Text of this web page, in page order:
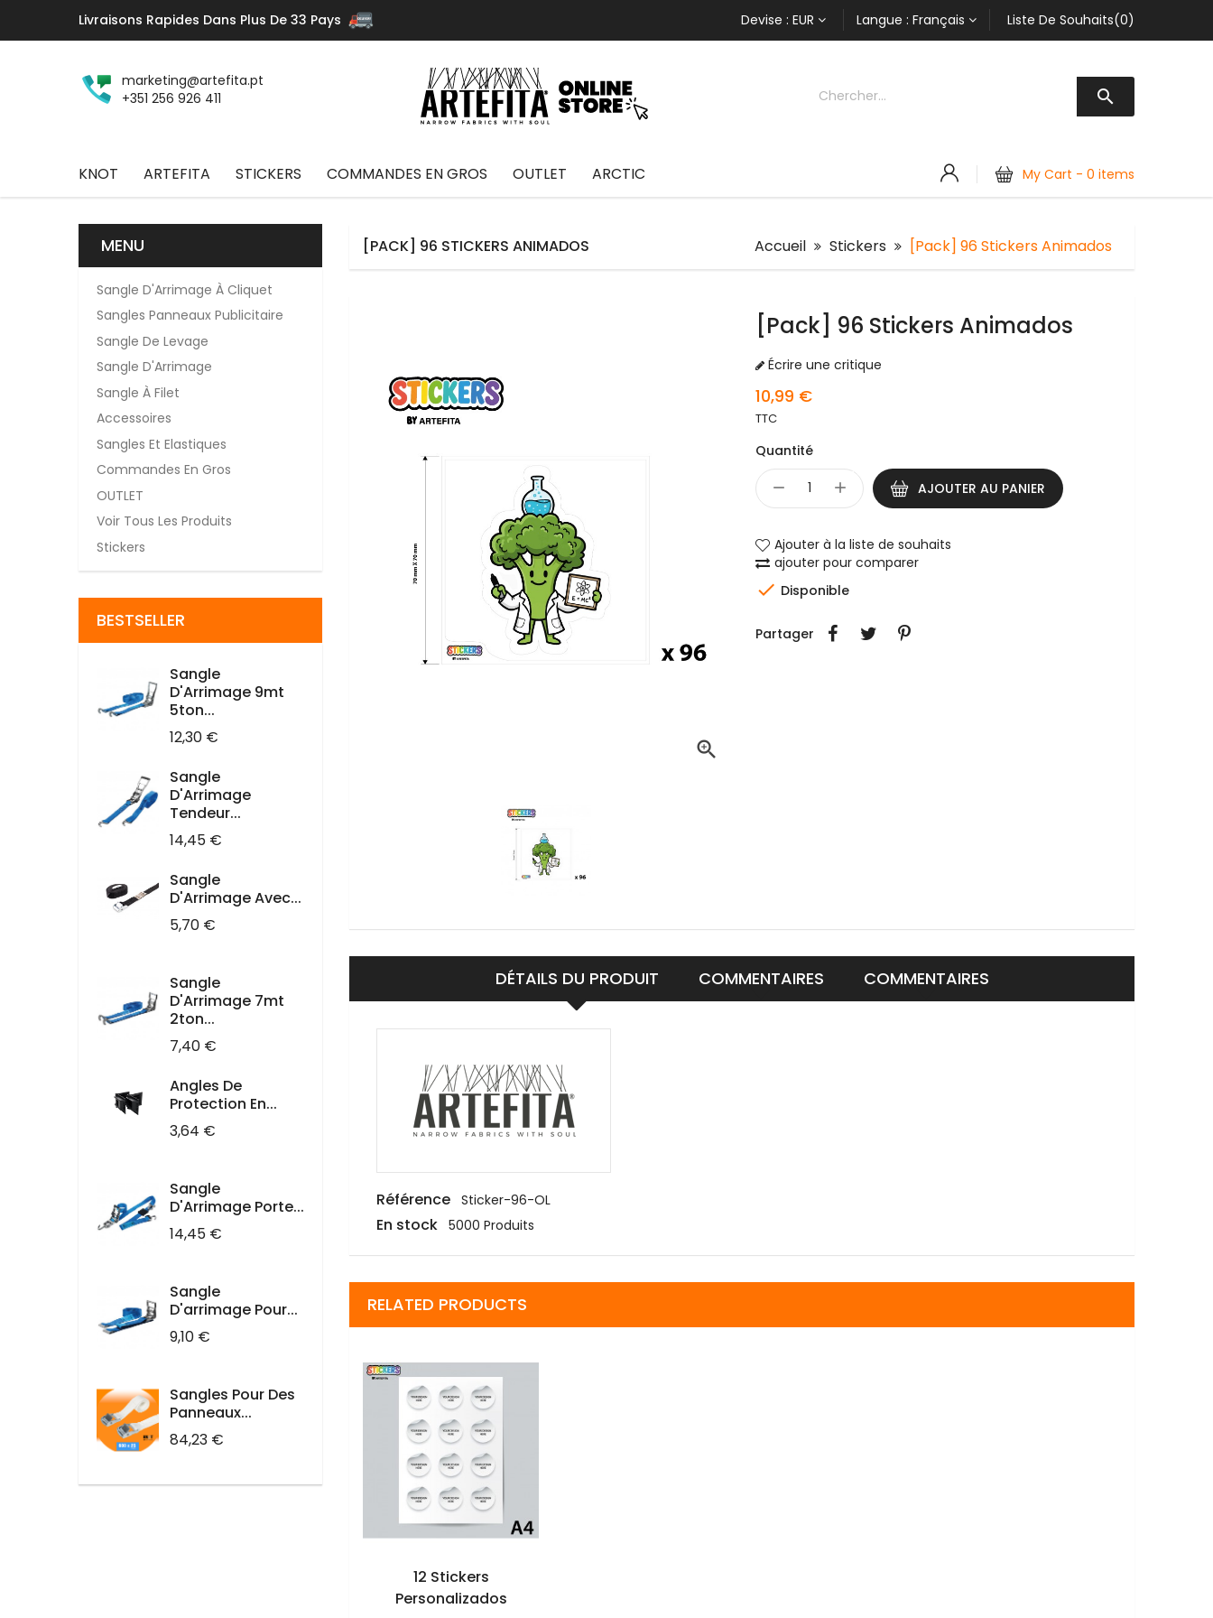
Livraisons Rapides Dans Plus De 33 Pays Devise : EUR Langue : Français Liste De Souhaits(0)
marketing@artefita.pt
+351 256 926 411

KNOT ARTEFITA STICKERS COMMANDES EN GROS OUTLET ARCTIC My Cart - 0 items
MENU
Sangle D'Arrimage À Cliquet
Sangles Panneaux Publicitaire
Sangle De Levage
Sangle D'Arrimage
Sangle À Filet
Accessoires
Sangles Et Elastiques
Commandes En Gros
OUTLET
Voir Tous Les Produits
Stickers
BESTSELLER
Sangle
D'Arrimage 9mt
5ton...
Prix
12,30 €
Sangle
D'Arrimage
Tendeur...
Prix
14,45 €
Sangle
D'Arrimage Avec...
Prix
5,70 €
Sangle
D'Arrimage 7mt
2ton...
Prix
7,40 €
Angles De
Protection En...
Prix
3,64 €
Sangle
D'Arrimage Porte...
Prix
14,45 €
Sangle
D'arrimage Pour...
Prix
9,10 €
Sangles Pour Des
Panneaux...
Prix
84,23 €
[PACK] 96 STICKERS ANIMADOS Accueil Stickers [Pack] 96 Stickers Animados

[Pack] 96 Stickers Animados
Écrire une critique
10,99 €
TTC
Quantité
AJOUTER AU PANIER
Ajouter à la liste de souhaits
ajouter pour comparer
 Disponible
Partager
DÉTAILS DU PRODUIT COMMENTAIRES COMMENTAIRES
Référence Sticker-96-OL
En stock 5000 Produits
RELATED PRODUCTS
AJOUTER AU
PANIER
12 Stickers
Personalizados